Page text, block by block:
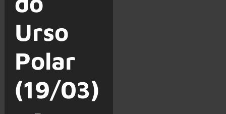
Urso
Polar
(19/03)